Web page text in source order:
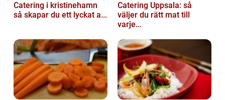
Catering i kristinehamn
så skapar du ett lyckat a...
Catering Uppsala: så
väljer du rätt mat till
varje...